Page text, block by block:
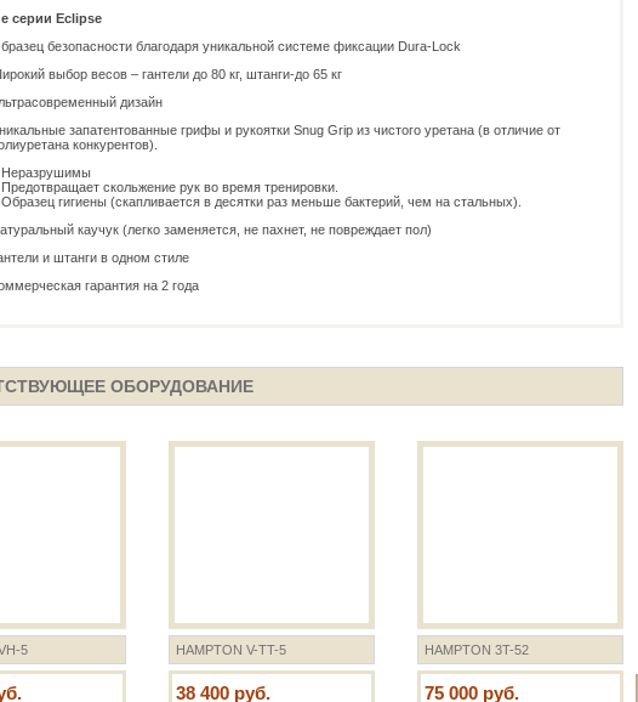
серии Eclipse
безопасности благодаря уникальной системе фиксации Dura-Lock
выбор весов – гантели до 80 кг, штанги-до 65 кг
дизайн
запатентованные грифы и рукоятки Snug Grip из чистого уретана (в отличие от
конкурентов).
скольжение рук во время тренировки.
гигиены (скапливается в десятки раз меньше бактерий, чем на стальных).
каучук (легко заменяется, не пахнет, не повреждает пол)
и штанги в одном стиле
гарантия на 2 года
ОБОРУДОВАНИЕ
5 HAMPTON V-TT-5 HAMPTON 3T-52
38 400 руб. 75 000 руб.